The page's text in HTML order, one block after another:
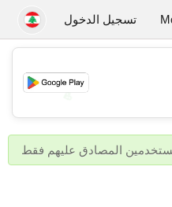
تسجيل الدخول
💖
💕
المصادق عليهم فقط